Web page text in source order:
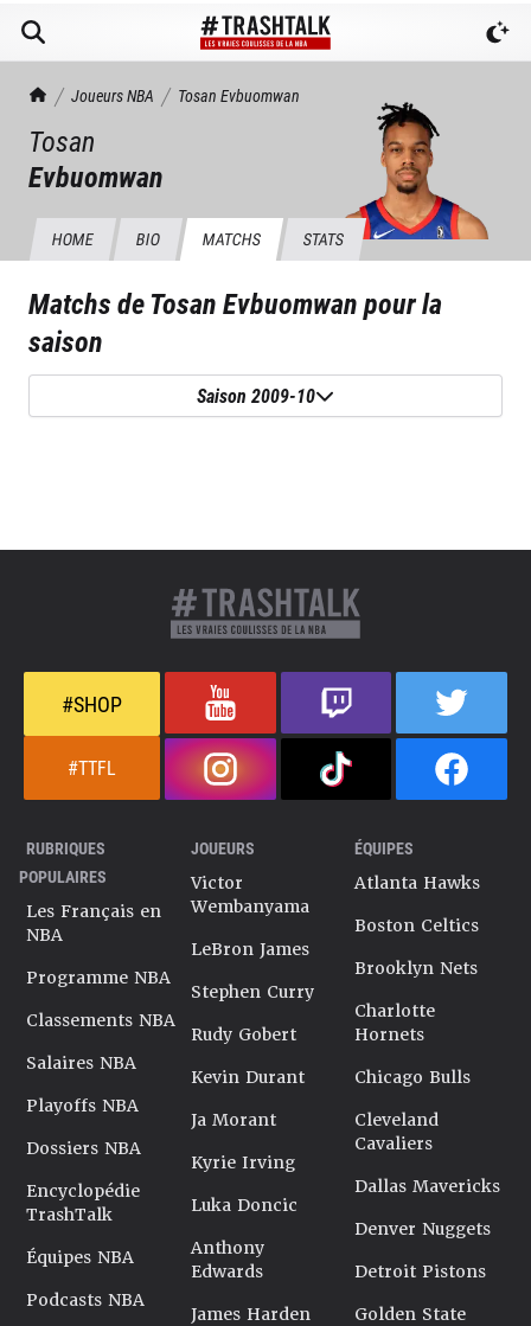
TrashTalk Actu NBA
Joueurs NBA Tosan Evbuomwan
Tosan
Evbuomwan
HOME BIO MATCHS STATS
Matchs deTosan Evbuomwanpour la
saison
Saison 2009-10
#SHOP
#TTFL
RUBRIQUES
POPULAIRES
Les Français en
NBA
Programme NBA
Classements NBA
Salaires NBA
Playoffs NBA
Dossiers NBA
Encyclopédie
TrashTalk
Équipes NBA
Podcasts NBA
JOUEURS
Victor
Wembanyama
LeBron James
Stephen Curry
Rudy Gobert
Kevin Durant
Ja Morant
Kyrie Irving
Luka Doncic
Anthony
Edwards
James Harden
ÉQUIPES
Atlanta Hawks
Boston Celtics
Brooklyn Nets
Charlotte
Hornets
Chicago Bulls
Cleveland
Cavaliers
Dallas Mavericks
Denver Nuggets
Detroit Pistons
Golden State